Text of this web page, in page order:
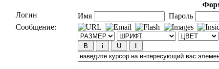
Логин
Имя
Пароль
Сообщение: